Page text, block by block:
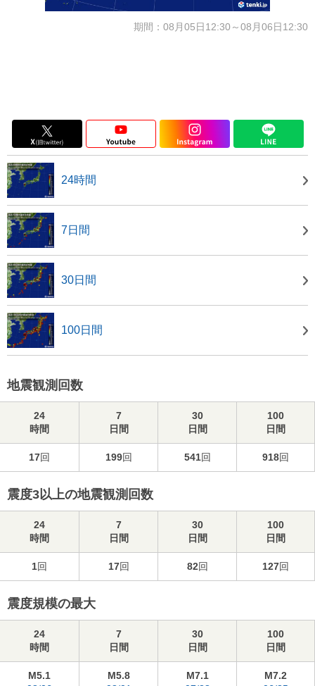
期間：08月05日12:30～08月06日12:30
24時間
7日間
30日間
100日間
地震観測回数
24
時間
7
日間
30
日間
100
日間
17回 199回 541回 918回
震度3以上の地震観測回数
24
時間
7
日間
30
日間
100
日間
1回 17回 82回 127回
震度規模の最大
24
時間
7
日間
30
日間
100
日間
M5.1
M5.8
M7.1
M7.2